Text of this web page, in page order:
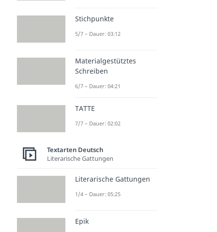
Stichpunkte
5/7 – Dauer: 03:12
Materialgestütztes
Schreiben
6/7 – Dauer: 04:21
TATTE
7/7 – Dauer: 02:02
Textarten Deutsch
Literarische Gattungen
Literarische Gattungen
1/4 – Dauer: 05:25
Epik